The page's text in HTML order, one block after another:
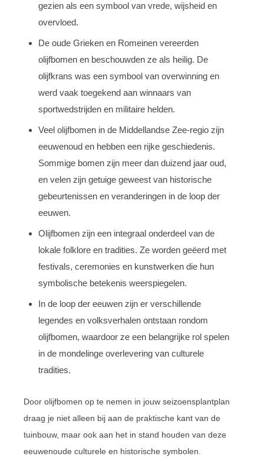
gezien als een symbool van vrede, wijsheid en
overvloed.
De oude Grieken en Romeinen vereerden
olijfbomen en beschouwden ze als heilig. De
olijfkrans was een symbool van overwinning en
werd vaak toegekend aan winnaars van
sportwedstrijden en militaire helden.
Veel olijfbomen in de Middellandse Zee-regio zijn
eeuwenoud en hebben een rijke geschiedenis.
Sommige bomen zijn meer dan duizend jaar oud,
en velen zijn getuige geweest van historische
gebeurtenissen en veranderingen in de loop der
eeuwen.
Olijfbomen zijn een integraal onderdeel van de
lokale folklore en tradities. Ze worden geëerd met
festivals, ceremonies en kunstwerken die hun
symbolische betekenis weerspiegelen.
In de loop der eeuwen zijn er verschillende
legendes en volksverhalen ontstaan rondom
olijfbomen, waardoor ze een belangrijke rol spelen
in de mondelinge overlevering van culturele
tradities.
Door olijfbomen op te nemen in jouw seizoensplantplan
draag je niet alleen bij aan de praktische kant van de
tuinbouw, maar ook aan het in stand houden van deze
eeuwenoude culturele en historische symbolen.